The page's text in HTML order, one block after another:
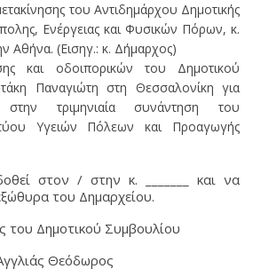
του Αντιδημάρχου Δημοτικής
Ενέργειας και Φυσικών Πόρων, κ.
Αθήνα. (Εισηγ.: κ. Δήμαρχος)
και οδοιπορικών του Δημοτικού
Παναγιώτη στη Θεσσαλονίκη για
τριμηνιαία συνάντηση του
Υγειών Πόλεων και Προαγωγής
στον / στην κ. _______ και να
του Δημαρχείου.
Δημοτικού Συμβουλίου
Θεόδωρος